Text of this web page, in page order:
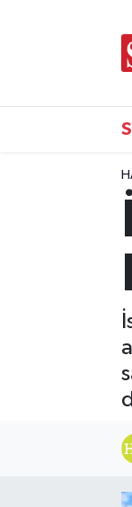
Ankara
Ankara
Süper Lig
Son
Haber